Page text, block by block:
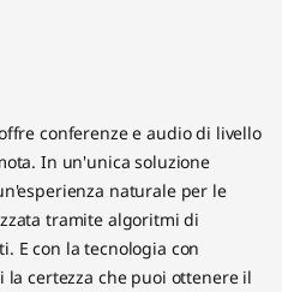
conferenze e audio di livello
In un'unica soluzione
naturale per le
tramite algoritmi di
E con la tecnologia con
la certezza che puoi ottenere il